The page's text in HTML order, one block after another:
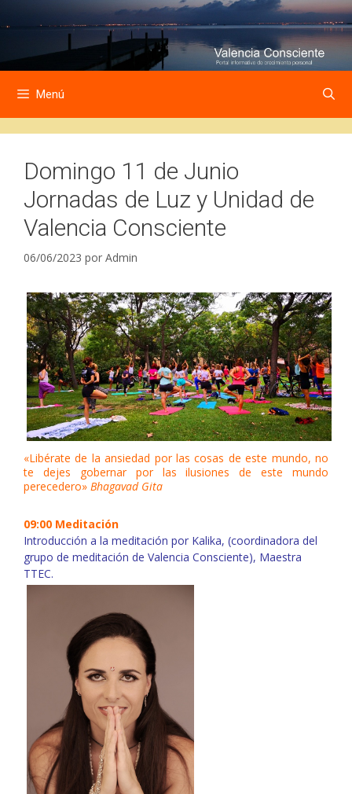
al
al
Menú
Domingo 11 de Junio
Jornadas de Luz y Unidad de
Valencia Consciente
06/06/2023 por Admin
«Libérate de la ansiedad por las cosas de este mundo, no
te dejes gobernar por las ilusiones de este mundo
perecedero» Bhagavad Gita
09:00 Meditación
Introducción a la meditación por Kalika, (coordinadora del
grupo de meditación de Valencia Consciente), Maestra
TTEC.